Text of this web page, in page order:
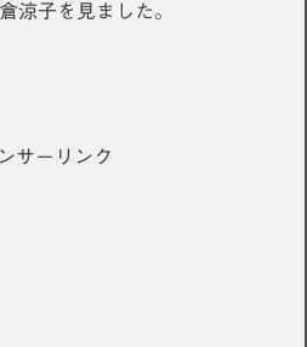
涼子を見ました。
サーリンク